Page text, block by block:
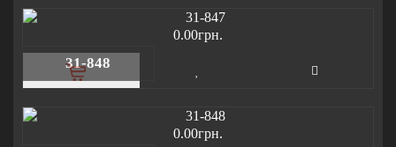
0.00грн.
31-848
0.00грн.